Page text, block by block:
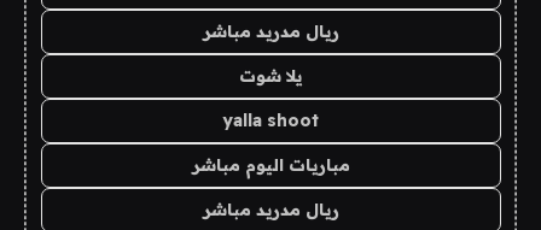
ريال مدريد مباشر
يلا شوت
yalla shoot
مباريات اليوم مباشر
ريال مدريد مباشر